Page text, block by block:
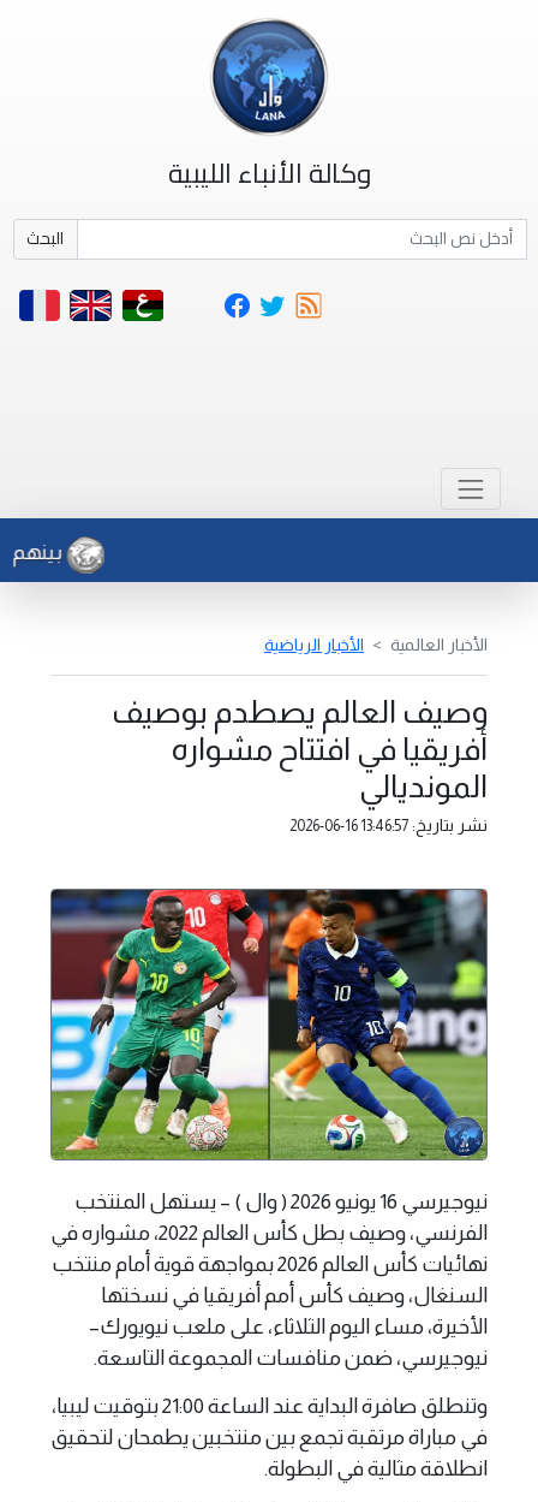
وكالة الأنباء الليبية
البحث
بينهم
الأخبار العالمية الأخبار الرياضية
وصيف العالم يصطدم بوصيف
أفريقيا في افتتاح مشواره
المونديالي
نشر بتاريخ: 2026-06-16 13:46:57
نيوجيرسي 16 يونيو 2026 ( وال ) – يستهل المنتخب
الفرنسي، وصيف بطل كأس العالم 2022، مشواره في
نهائيات كأس العالم 2026 بمواجهة قوية أمام منتخب
السنغال، وصيف كأس أمم أفريقيا في نسختها
الأخيرة، مساء اليوم الثلاثاء، على ملعب نيويورك–
نيوجيرسي، ضمن منافسات المجموعة التاسعة.
وتنطلق صافرة البداية عند الساعة 21:00 بتوقيت ليبيا،
في مباراة مرتقبة تجمع بين منتخبين يطمحان لتحقيق
انطلاقة مثالية في البطولة.